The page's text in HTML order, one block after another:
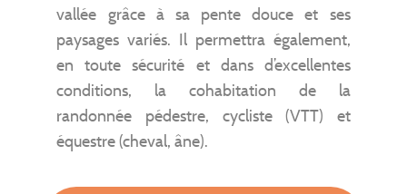
vallée grâce à sa pente douce et ses
paysages variés. Il permettra également,
en toute sécurité et dans d’excellentes
conditions, la cohabitation de la
randonnée pédestre, cycliste (VTT) et
équestre (cheval, âne).